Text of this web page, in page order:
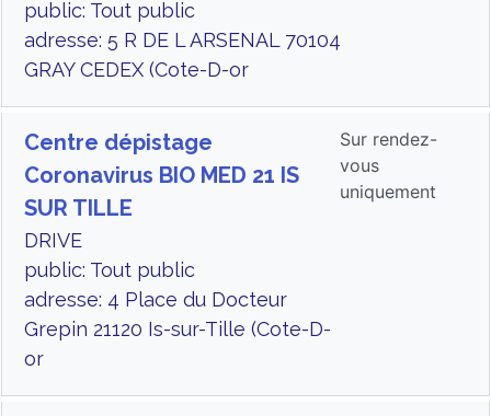
public: Tout public
adresse: 5 R DE L ARSENAL 70104
GRAY CEDEX (Cote-D-or
Centre dépistage
Coronavirus BIO MED 21 IS
SUR TILLE
DRIVE
public: Tout public
adresse: 4 Place du Docteur
Grepin 21120 Is-sur-Tille (Cote-D-
or
Sur rendez-
vous
uniquement